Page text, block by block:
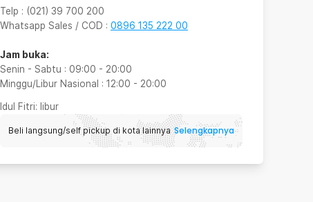
Telp : (021) 39 700 200
Whatsapp Sales / COD : 0896 135 222 00
Jam buka:
Senin - Sabtu : 09:00 - 20:00
Minggu/Libur Nasional : 12:00 - 20:00
Idul Fitri: libur
Beli langsung/self pickup di kota lainnya Selengkapnya